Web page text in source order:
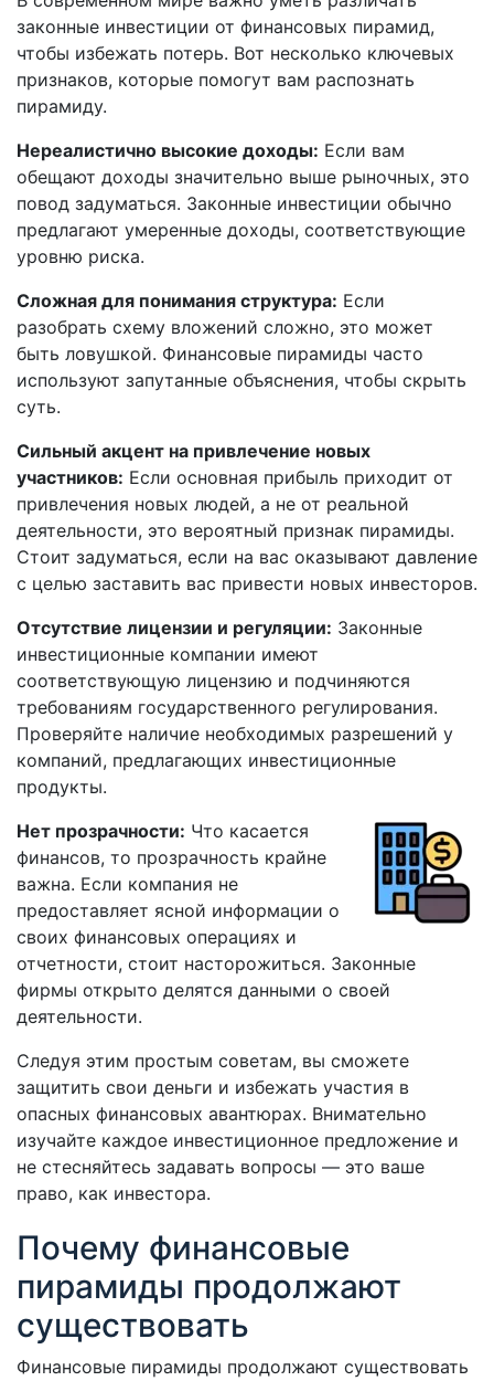
законные инвестиции от финансовых пирамид,
чтобы избежать потерь. Вот несколько ключевых
признаков, которые помогут вам распознать
пирамиду.
Нереалистично высокие доходы: Если вам
обещают доходы значительно выше рыночных, это
повод задуматься. Законные инвестиции обычно
предлагают умеренные доходы, соответствующие
уровню риска.
Сложная для понимания структура: Если
разобрать схему вложений сложно, это может
быть ловушкой. Финансовые пирамиды часто
используют запутанные объяснения, чтобы скрыть
суть.
Сильный акцент на привлечение новых
участников: Если основная прибыль приходит от
привлечения новых людей, а не от реальной
деятельности, это вероятный признак пирамиды.
Стоит задуматься, если на вас оказывают давление
с целью заставить вас привести новых инвесторов.
Отсутствие лицензии и регуляции: Законные
инвестиционные компании имеют
соответствующую лицензию и подчиняются
требованиям государственного регулирования.
Проверяйте наличие необходимых разрешений у
компаний, предлагающих инвестиционные
продукты.
Нет прозрачности: Что касается
финансов, то прозрачность крайне
важна. Если компания не
предоставляет ясной информации о
своих финансовых операциях и
отчетности, стоит насторожиться. Законные
фирмы открыто делятся данными о своей
деятельности.
Следуя этим простым советам, вы сможете
защитить свои деньги и избежать участия в
опасных финансовых авантюрах. Внимательно
изучайте каждое инвестиционное предложение и
не стесняйтесь задавать вопросы — это ваше
право, как инвестора.
Почему финансовые
пирамиды продолжают
существовать
Финансовые пирамиды продолжают существовать